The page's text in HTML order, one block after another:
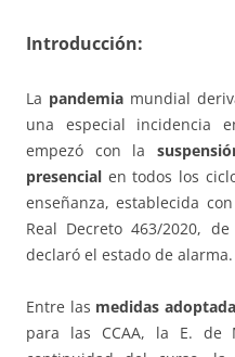
Introducción:
La pandemia mundial
una especial incidencia
empezó con la
presencial en todos los
enseñanza, establecida
Real Decreto 463/2020,
declaró el estado de alarma.
Entre las medidas
para las CCAA, la E. de